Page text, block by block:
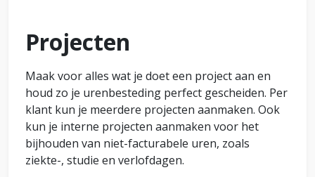
Projecten
Maak voor alles wat je doet een project aan en
houd zo je urenbesteding perfect gescheiden. Per
klant kun je meerdere projecten aanmaken. Ook
kun je interne projecten aanmaken voor het
bijhouden van niet-facturabele uren, zoals
ziekte-, studie en verlofdagen.